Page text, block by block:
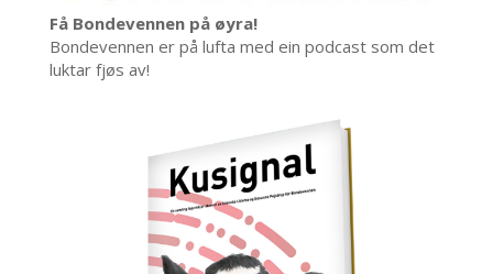
Få Bondevennen på øyra!
Bondevennen er på lufta med ein podcast som det
luktar fjøs av!